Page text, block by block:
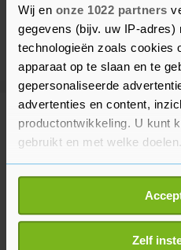
Wij en onze 1022 partners
gegevens (bijv. uw IP-adres)
technologieën zoals cookies
apparaat op te slaan en te
gepersonaliseerde
advertenties en content,
productontwikkeling. U kunt
gebruikt en met welke doelen.
Als u het toestaat, willen we
Informatie
locatie, die tot een paar
Uw apparaatZelf
Meer uit Sport
KNVB voert nieuwe
door voor meer tempo
2 uur geleden